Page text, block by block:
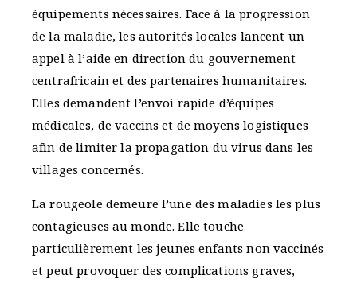
équipements nécessaires. Face à la progression
de la maladie, les autorités locales lancent un
appel à l’aide en direction du gouvernement
centrafricain et des partenaires humanitaires.
Elles demandent l’envoi rapide d’équipes
médicales, de vaccins et de moyens logistiques
afin de limiter la propagation du virus dans les
villages concernés.
La rougeole demeure l’une des maladies les plus
contagieuses au monde. Elle touche
particulièrement les jeunes enfants non vaccinés
et peut provoquer des complications graves,